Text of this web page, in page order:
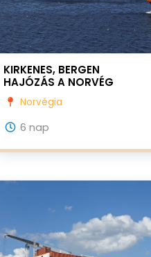
KIRKENES, BERGEN
HAJÓZÁS A NORVÉG
FJORDOKBAN KIRKENESBŐL
BERGENBE!
Norvégia
6 nap